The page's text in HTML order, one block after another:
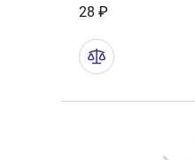
28 ₽